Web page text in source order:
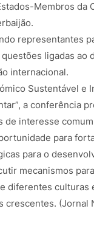
Membros da
representantes
ligadas ao
internacional.
Sustentável e
a conferência
interesse
para
para o
mecanismos
diferentes culturas
crescentes. (Jornal